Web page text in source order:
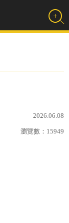
2026.06.08
瀏覽數： 15949